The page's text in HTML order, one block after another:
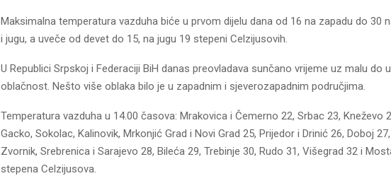
Maksimalna temperatura vazduha biće u prvom dijelu dana od 16 na zapadu do 30
i jugu, a uveče od devet do 15, na jugu 19 stepeni Celzijusovih.
U Republici Srpskoj i Federaciji BiH danas preovladava sunčano vrijeme uz malu do
oblačnost. Nešto više oblaka bilo je u zapadnim i sjeverozapadnim područjima.
Temperatura vazduha u 14.00 časova: Mrakovica i Čemerno 22, Srbac 23, Kneževo
Gacko, Sokolac, Kalinovik, Mrkonjić Grad i Novi Grad 25, Prijedor i Drinić 26, Doboj
Zvornik, Srebrenica i Sarajevo 28, Bileća 29, Trebinje 30, Rudo 31, Višegrad 32 i
stepena Celzijusova.